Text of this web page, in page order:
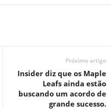
Próximo artigo
Insider diz que os Maple
Leafs ainda estão
buscando um acordo de
grande sucesso.